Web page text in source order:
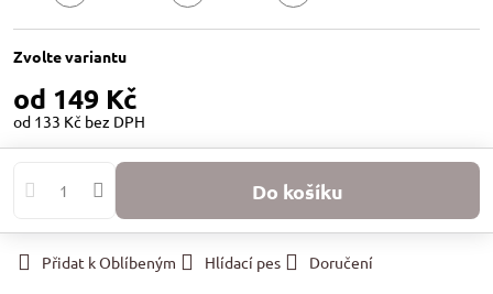
Zvolte variantu
od 149 Kč
od 133 Kč bez DPH
Do košíku
Přidat k Oblíbeným Hlídací pes
Doručení